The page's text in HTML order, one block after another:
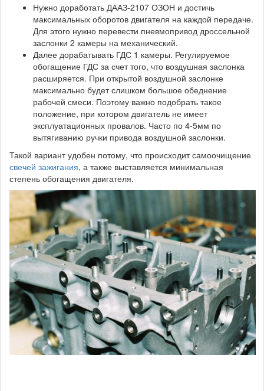
Нужно доработать ДААЗ-2107 ОЗОН и достичь
максимальных оборотов двигателя на каждой передаче.
Для этого нужно перевести пневмопривод дроссельной
заслонки 2 камеры на механический.
Далее дорабатывать ГДС 1 камеры. Регулируемое
обогащение ГДС за счет того, что воздушная заслонка
расширяется. При открытой воздушной заслонке
максимально будет слишком большое обеднение
рабочей смеси. Поэтому важно подобрать такое
положение, при котором двигатель не имеет
эксплуатационных провалов. Часто по 4-5мм по
вытягиванию ручки привода воздушной заслонки.
Такой вариант удобен потому, что происходит самоочищение
свечей зажигания, а также выставляется минимальная
степень обогащения двигателя.